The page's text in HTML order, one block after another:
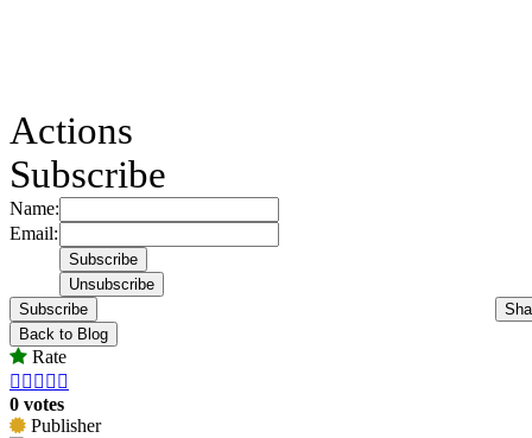
Actions
Subscribe
Name:
Email:
Subscribe
Back to Blog
Rate
    
0 votes
Publisher